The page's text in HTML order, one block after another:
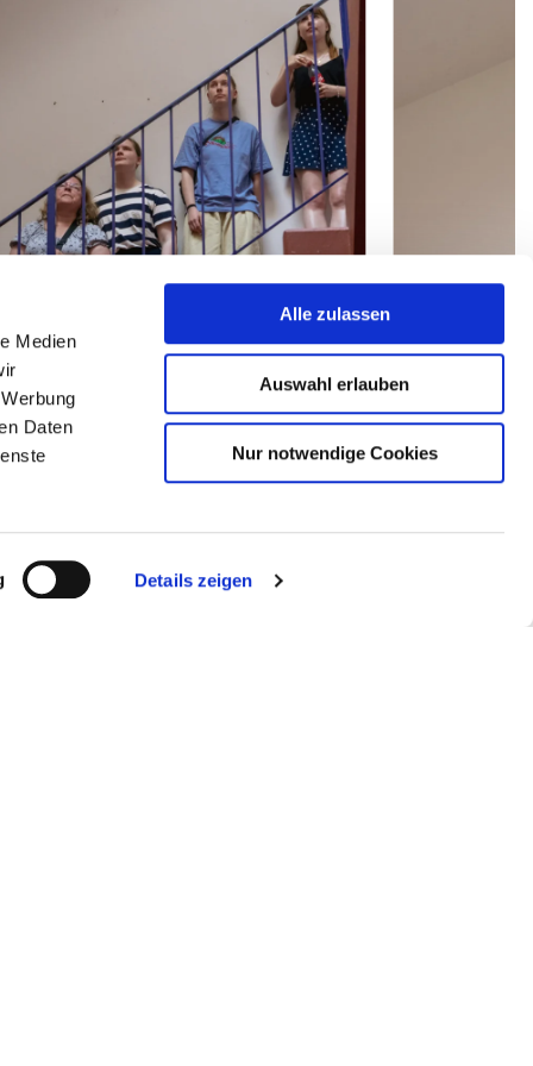
Medien
Daten
Details zeigen
Alle zulassen
Auswahl erlauben
Nur notwendige Cookies
/Publikum in Haus L
Plümer zeigt